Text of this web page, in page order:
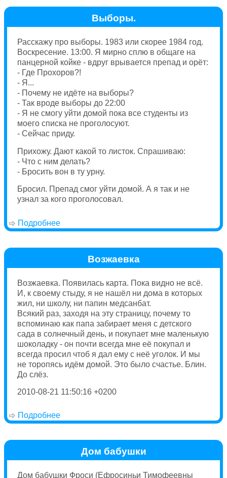
Выборы.
Расскажу про выборы. 1983 или скорее 1984 год.
Воскресение. 13:00. Я мирно сплю в общаге на
панцерной койке - вдруг врывается препад и орёт:
- Где Прохоров?!
- Я...
- Почему не идёте на выборы?
- Так вроде выборы до 22:00
- Я не смогу уйти домой пока все студенты из
моего списка не проголосуют.
- Сейчас приду.
Прихожу. Дают какой то листок. Спрашиваю:
- Что с ним делать?
- Бросить вон в ту урну.
Бросил. Препад смог уйти домой. А я так и не
узнал за кого проголосовал.
Подробнее
Возжаевка
Возжаевка. Появилась карта. Пока видно не всё.
И, к своему стыду, я не нашёл ни дома в которых
жил, ни школу, ни папин медсанбат.
Всякий раз, заходя на эту страницу, почему то
вспоминаю как папа забирает меня с детского
сада в солнечный день, и покупает мне маленькую
шоколадку - он почти всегда мне её покупал и
всегда просил чтоб я дал ему с неё уголок. И мы
не торопясь идём домой. Это было счастье. Блин.
До слёз.
2010-08-21 11:50:16 +0200
Подробнее
Дом бабушки
Дом бабушки Фроси (Ефросиньи Тимофеевны